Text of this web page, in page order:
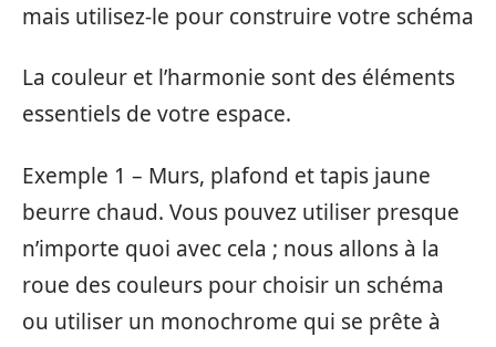
mais utilisez-le pour construire votre schéma
La couleur et l’harmonie sont des éléments
essentiels de votre espace.
Exemple 1 – Murs, plafond et tapis jaune
beurre chaud. Vous pouvez utiliser presque
n’importe quoi avec cela ; nous allons à la
roue des couleurs pour choisir un schéma
ou utiliser un monochrome qui se prête à